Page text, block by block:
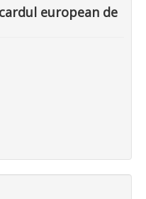
european de